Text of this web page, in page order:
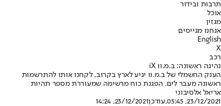
תרבות ובידור
אוכל
מגזין
אנחנו מגייסים
English
X
רכב
נהיגה ראשונה: ב.מ.וו iX
הענק החשמלי של ב.מ.וו יגיע לארץ בקרוב, לקחנו אותו להתרשמות
ראשונה מעבר לים. הפגנת כוח מרשימה שמעוררת מספר תהיות
אריאל אלסיבוני
23/12/2021, 05:45
,עודכן23/12/2021, 14:24